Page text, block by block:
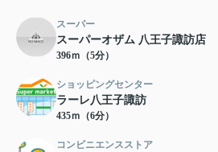
スーパー
スーパーオザム 八王子諏訪店
396ｍ（5分）
ショッピングセンター
ラーレ八王子諏訪
435ｍ（6分）
コンビニエンスストア